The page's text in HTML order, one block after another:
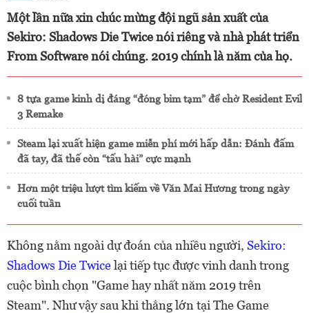
Một lần nữa xin chúc mừng đội ngũ sản xuất của
Sekiro: Shadows Die Twice nói riêng và nhà phát triển
From Software nói chúng. 2019 chính là năm của họ.
8 tựa game kinh dị đáng “đóng bỉm tạm” để chờ Resident Evil
3 Remake
Steam lại xuất hiện game miễn phí mới hấp dẫn: Đánh đấm
đã tay, đã thế còn “tấu hài” cực mạnh
Hơn một triệu lượt tìm kiếm về Văn Mai Hương trong ngày
cuối tuần
Không nằm ngoài dự đoán của nhiều người, Sekiro:
Shadows Die Twicelại tiếp tục được vinh danh trong
cuộc bình chọn "Game hay nhất năm 2019 trên
Steam". Như vậy sau khi thắng lớn tại The Game